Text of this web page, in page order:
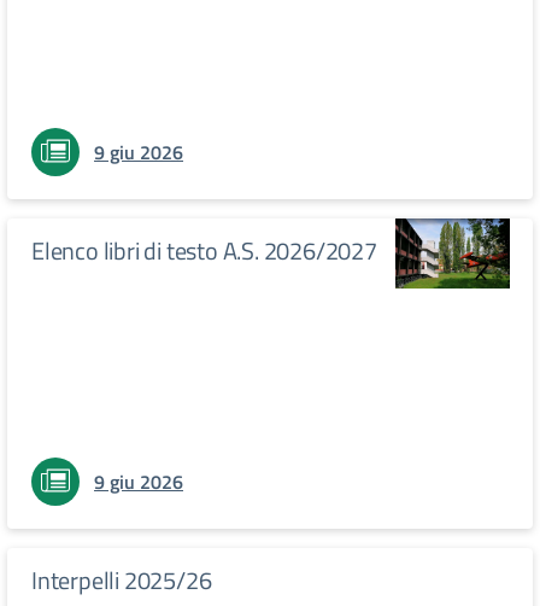
9 giu 2026
Elenco libri di testo A.S. 2026/2027
9 giu 2026
Interpelli 2025/26